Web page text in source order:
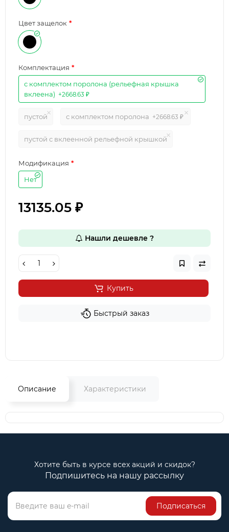
Цвет защелок
Комплектация
с комплектом поролона (рельефная крышка
вклеена) +2668.63 ₽
пустой с комплектом поролона +2668.63 ₽
пустой с вклеенной рельефной крышкой
Модификация
Нет
13135.05 ₽
Нашли дешевле ?
Купить
Быстрый заказ
Описание Характеристики
Хотите быть в курсе всех акций и скидок?
Подпишитесь на нашу рассылку
Подписаться